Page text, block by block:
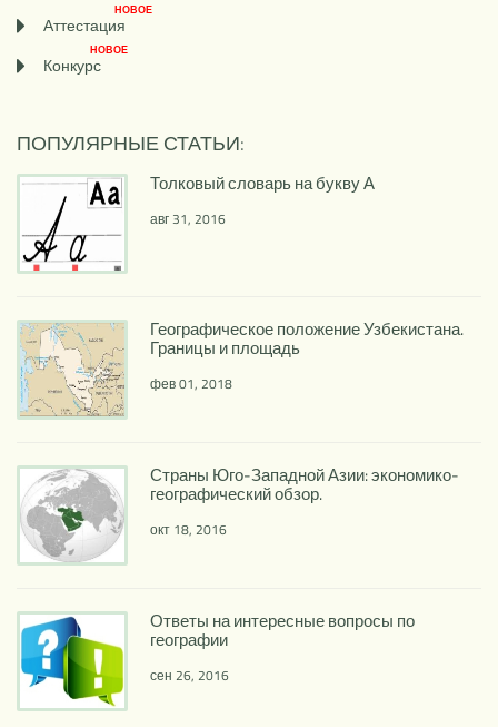
Аттестация
НОВОЕ
Конкурс
НОВОЕ
ПОПУЛЯРНЫЕ СТАТЬИ:
Толковый словарь на букву А
авг 31, 2016
Географическое положение Узбекистана.
Границы и площадь
фев 01, 2018
Страны Юго-Западной Азии: экономико-
географический обзор.
окт 18, 2016
Ответы на интересные вопросы по
географии
сен 26, 2016